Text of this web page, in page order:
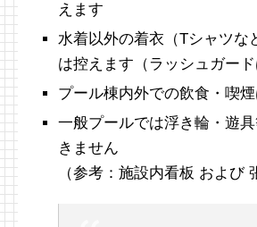
えます
水着以外の着衣（Tシャツな
は控えます（ラッシュガード
プール棟内外での飲食・喫
一般プールでは浮き輪・遊
きません
（参考：施設内看板 およ